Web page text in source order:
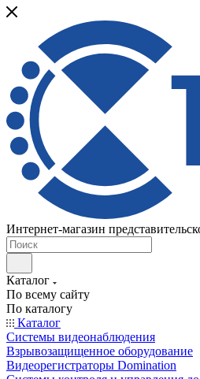
Интернет-магазин
Каталог
По всему сайту
По каталогу
Каталог
Системы видеонаблюдения
Взрывозащищенное оборудование
Видеорегистраторы Domination